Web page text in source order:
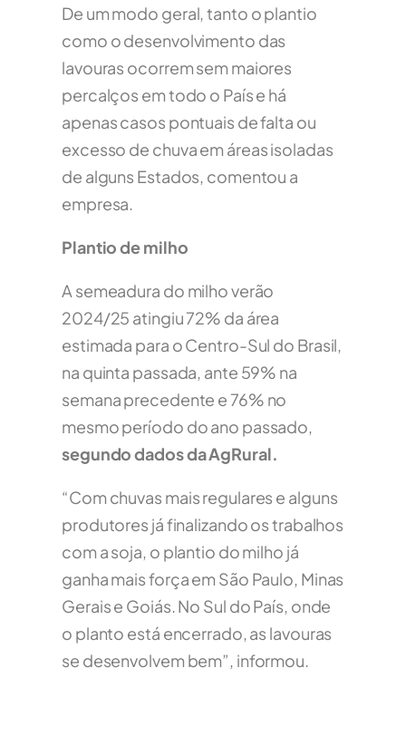
De um modo geral, tanto o plantio
como o desenvolvimento das
lavouras ocorrem sem maiores
percalços em todo o País e há
apenas casos pontuais de falta ou
excesso de chuva em áreas isoladas
de alguns Estados, comentou a
empresa.
Plantio de milho
A semeadura do milho verão
2024/25 atingiu 72% da área
estimada para o Centro-Sul do Brasil,
na quinta passada, ante 59% na
semana precedente e 76% no
mesmo período do ano passado,
segundo dados da AgRural.
“Com chuvas mais regulares e alguns
produtores já finalizando os trabalhos
com a soja, o plantio do milho já
ganha mais força em São Paulo, Minas
Gerais e Goiás. No Sul do País, onde
o planto está encerrado, as lavouras
se desenvolvem bem”, informou.